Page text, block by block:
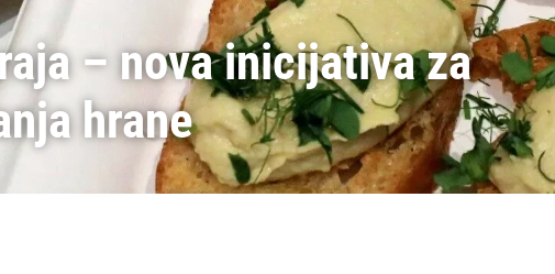
– nova inicijativa za
hrane